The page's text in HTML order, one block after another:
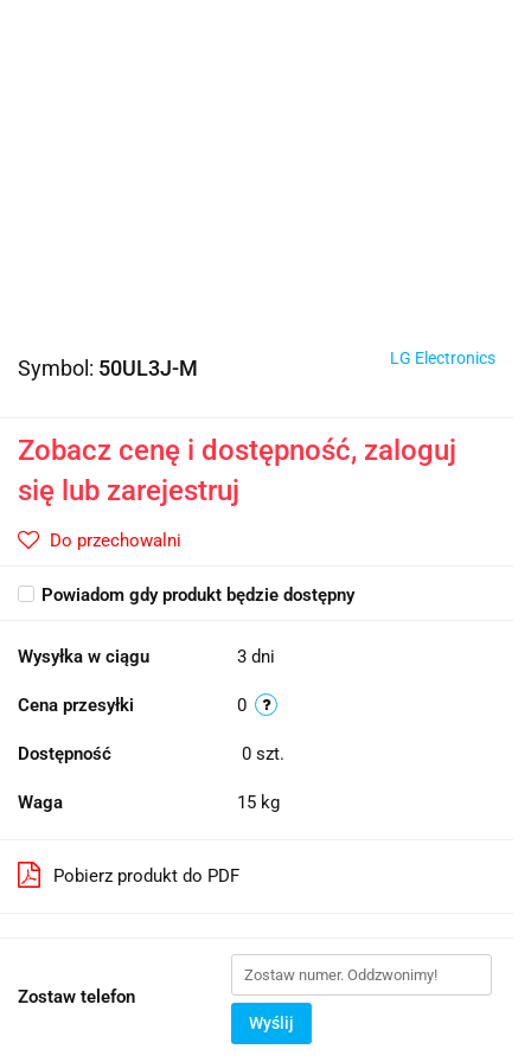
Symbol: 50UL3J-M LG Electronics
Zobacz cenę i dostępność, zaloguj
się lub zarejestruj
Do przechowalni
Powiadom gdy produkt będzie dostępny
Wysyłka w ciągu 3 dni
Cena przesyłki 0
Dostępność 0 szt.
Waga 15 kg
Pobierz produkt do PDF
Zostaw telefon
Wyślij